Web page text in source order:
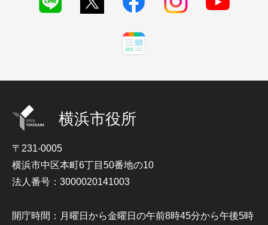
横浜市役所
〒231-0005
横浜市中区本町6丁目50番地の10
法人番号：3000020141003
開庁時間：月曜日から金曜日の午前8時45分から午後5時